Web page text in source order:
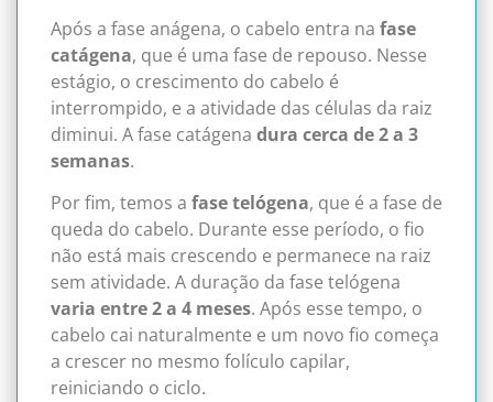
Após a fase anágena, o cabelo entra na fase
catágena, que é uma fase de repouso. Nesse
estágio, o crescimento do cabelo é
interrompido, e a atividade das células da raiz
diminui. A fase catágena dura cerca de 2 a 3
semanas.
Por fim, temos a fase telógena, que é a fase de
queda do cabelo. Durante esse período, o fio
não está mais crescendo e permanece na raiz
sem atividade. A duração da fase telógena
varia entre 2 a 4 meses. Após esse tempo, o
cabelo cai naturalmente e um novo fio começa
a crescer no mesmo folículo capilar,
reiniciando o ciclo.